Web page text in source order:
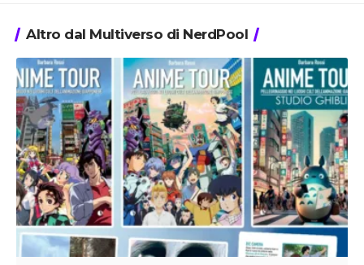
Altro dal Multiverso di NerdPool